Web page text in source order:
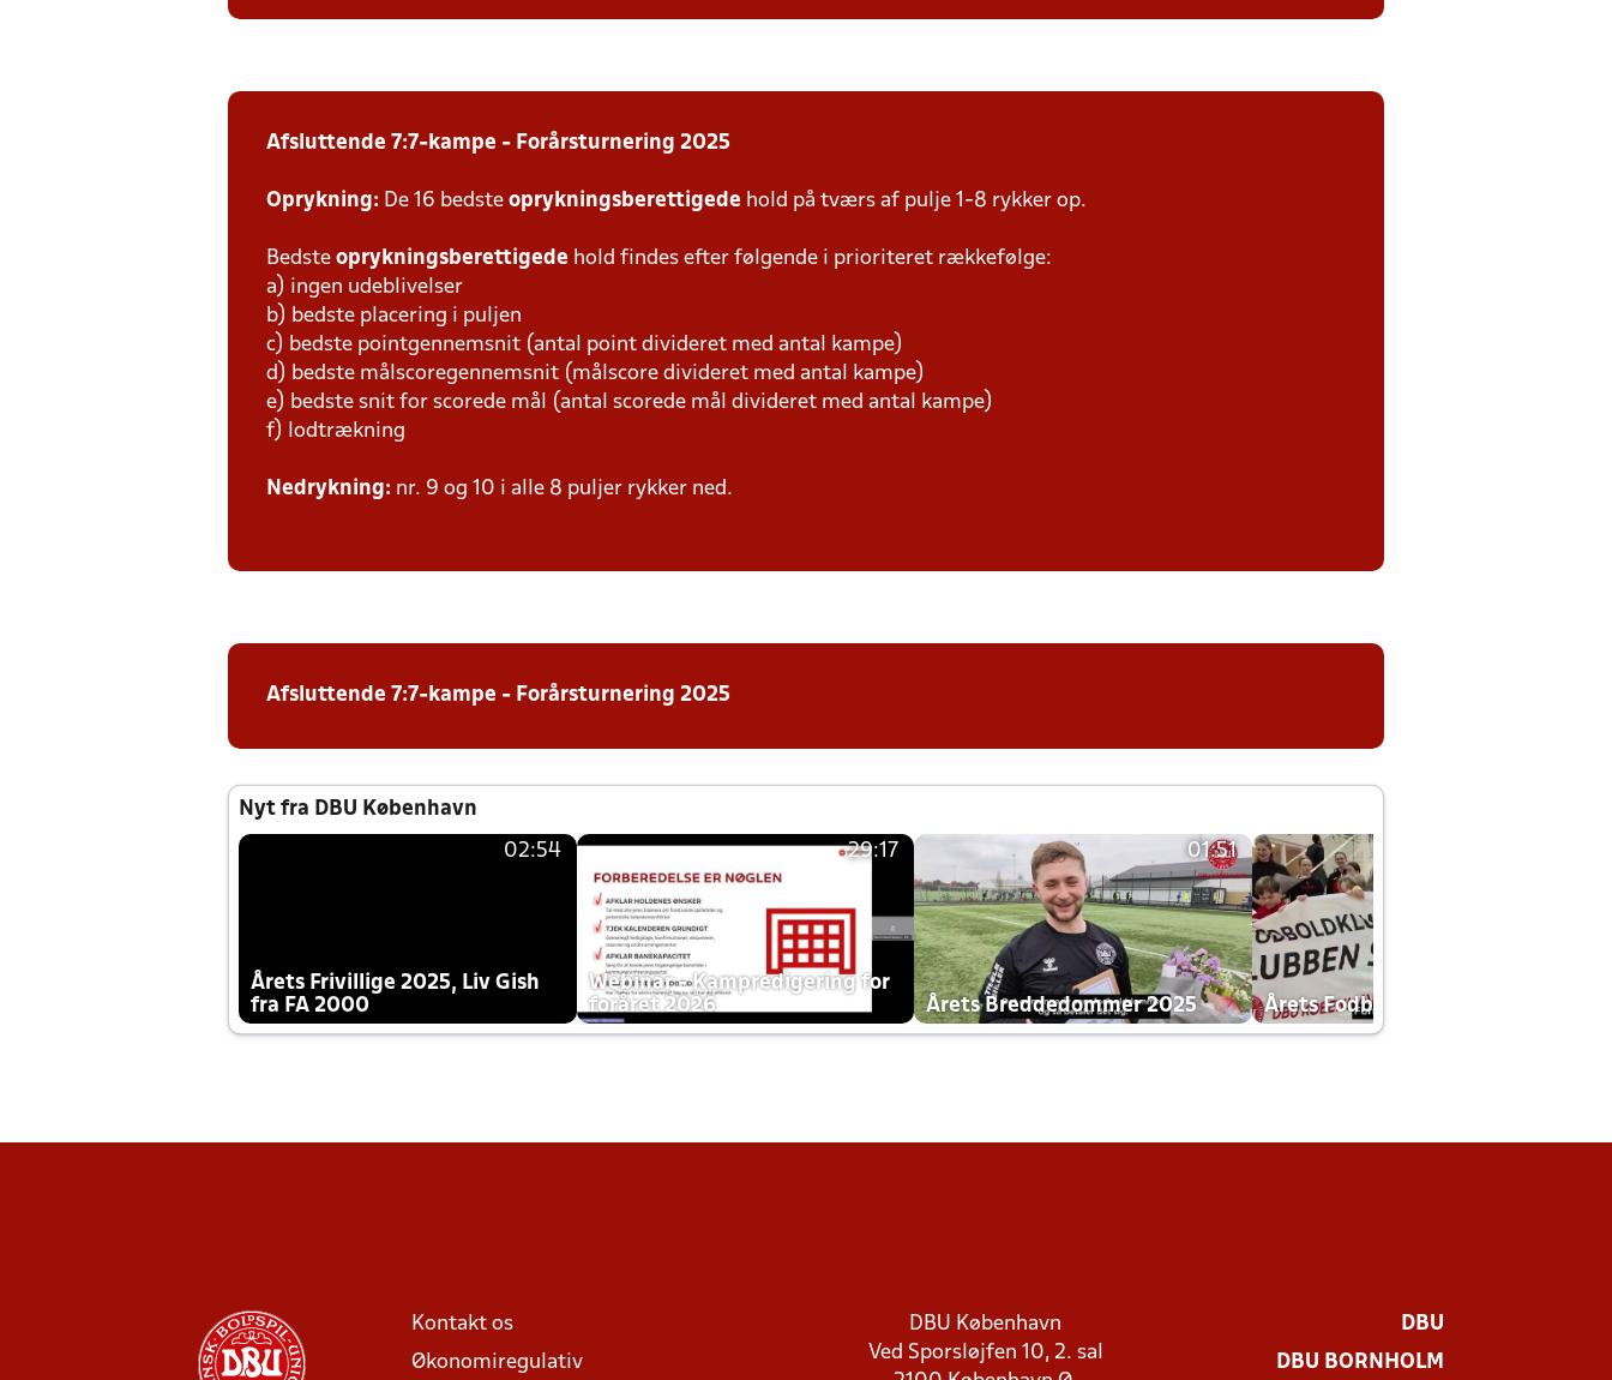
Afsluttende 7:7-kampe - Forårsturnering 2025
Oprykning: De 16 bedste oprykningsberettigede hold på tværs af pulje 1-8 rykker op.
Bedste oprykningsberettigede hold findes efter følgende i prioriteret rækkefølge:
a) ingen udeblivelser
b) bedste placering i puljen
c) bedste pointgennemsnit (antal point divideret med antal kampe)
d) bedste målscoregennemsnit (målscore divideret med antal kampe)
e) bedste snit for scorede mål (antal scorede mål divideret med antal kampe)
f) lodtrækning
Nedrykning: nr. 9 og 10 i alle 8 puljer rykker ned.
Afsluttende 7:7-kampe - Forårsturnering 2025
Nyt fra DBU København
02:54
Årets Frivillige 2025, Liv Gish
fra FA 2000
29:17
Webinar - Kampredigering for
foråret 2026
01:51
Årets Breddedommer 2025 Årets Fodboldklub 2025 mp4
Kontakt os
Økonomiregulativ
DBU København
Ved Sporsløjfen 10, 2. sal
DBU
DBU BORNHOLM